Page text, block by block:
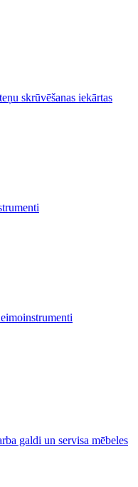
skrūvēšanas iekārtas
galdi un servisa mēbeles